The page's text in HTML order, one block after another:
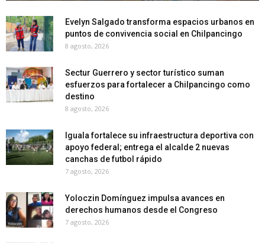
Evelyn Salgado transforma espacios urbanos en
puntos de convivencia social en Chilpancingo
8 agosto, 2026
Sectur Guerrero y sector turístico suman
esfuerzos para fortalecer a Chilpancingo como
destino
8 agosto, 2026
Iguala fortalece su infraestructura deportiva con
apoyo federal; entrega el alcalde 2 nuevas
canchas de futbol rápido
7 agosto, 2026
Yoloczin Domínguez impulsa avances en
derechos humanos desde el Congreso
7 agosto, 2026